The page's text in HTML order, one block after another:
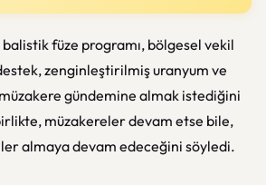
füze programı, bölgesel vekil
zenginleştirilmiş uranyum ve
gündemine almak istediğini
müzakereler devam etse bile,
almaya devam edeceğini söyledi.